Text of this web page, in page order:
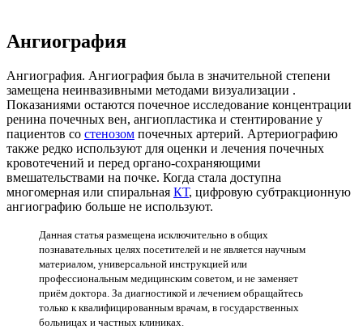
Ангиография
Ангиография. Ангиография была в значительной степени
замещена неинвазивными методами визуализации .
Показаниями остаются почечное исследование концентрации
ренина почечных вен, ангиопластика и стентирование у
пациентов со стенозом почечных артерий. Артериографию
также редко используют для оценки и лечения почечных
кровотечений и перед органо-сохраняющими
вмешательствами на почке. Когда стала доступна
многомерная или спиральная КТ, цифровую субтракционную
ангиографию больше не используют.
Данная статья размещена исключительно в общих
познавательных целях посетителей и не является научным
материалом, универсальной инструкцией или
профессиональным медицинским советом, и не заменяет
приём доктора. За диагностикой и лечением обращайтесь
только к квалифицированным врачам, в государственных
больницах и частных клиниках.